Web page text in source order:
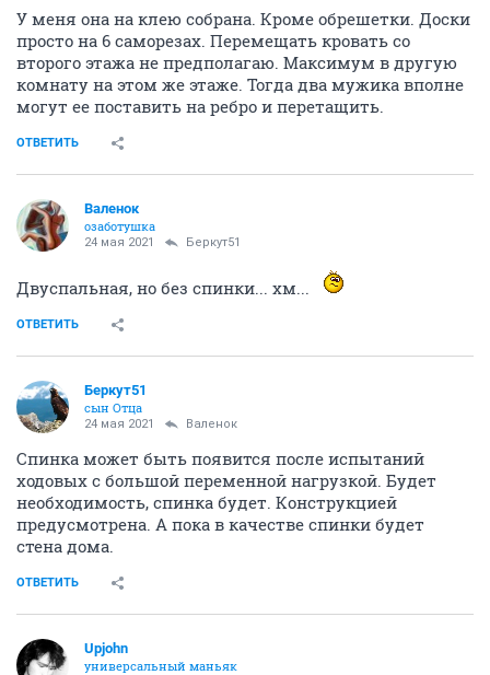
У меня она на клею собрана. Кроме обрешетки. Доски
просто на 6 саморезах. Перемещать кровать со
второго этажа не предполагаю. Максимум в другую
комнату на этом же этаже. Тогда два мужика вполне
могут ее поставить на ребро и перетащить.
ОТВЕТИТЬ
Валенок
озаботушка
24 мая 2021 Беркут51
Двуспальная, но без спинки... хм...
ОТВЕТИТЬ
Беркут51
сын Отца
24 мая 2021 Валенок
Спинка может быть появится после испытаний
ходовых с большой переменной нагрузкой. Будет
необходимость, спинка будет. Конструкцией
предусмотрена. А пока в качестве спинки будет
стена дома.
ОТВЕТИТЬ
Upjohn
универсальный маньяк